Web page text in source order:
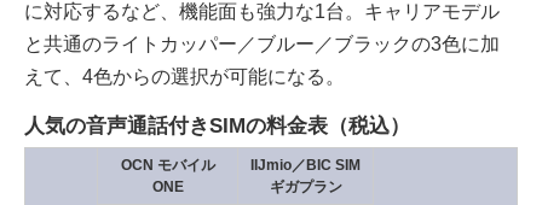
に対応するなど、機能面も強力な1台。キャリアモデル
と共通のライトカッパー／ブルー／ブラックの3色に加
えて、4色からの選択が可能になる。
人気の音声通話付きSIMの料金表（税込）
OCN モバイル
ONE
IIJmio／BIC SIM
ギガプラン